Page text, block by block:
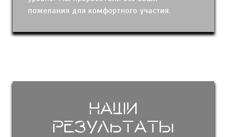
пожелания для комфортного участия.
Наши
результаты